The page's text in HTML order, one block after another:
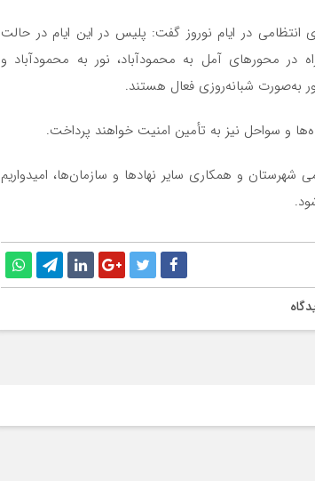
در ایام نوروز گفت: پلیس در این ایام در حالت
در محورهای آمل به محمودآباد، نور به محمودآباد و
به‌صورت شبانه‌روزی فعال هستند.
و سواحل نیز به تأمین امنیت خواهند پرداخت.
و همکاری سایر نهادها و سازمان‌ها، امیدواریم